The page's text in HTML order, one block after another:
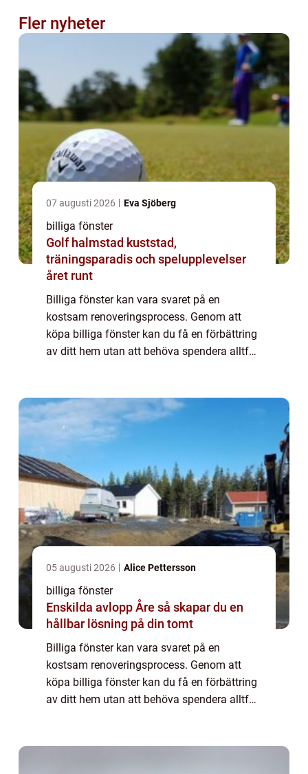
Fler nyheter
07 augusti 2026 Eva Sjöberg
billiga fönster
Golf halmstad kuststad,
träningsparadis och spelupplevelser
året runt
Billiga fönster kan vara svaret på en
kostsam renoveringsprocess. Genom att
köpa billiga fönster kan du få en förbättring
av ditt hem utan att behöva spendera alltför
05 augusti 2026 Alice Pettersson
billiga fönster
Enskilda avlopp Åre så skapar du en
hållbar lösning på din tomt
Billiga fönster kan vara svaret på en
kostsam renoveringsprocess. Genom att
köpa billiga fönster kan du få en förbättring
av ditt hem utan att behöva spendera alltför